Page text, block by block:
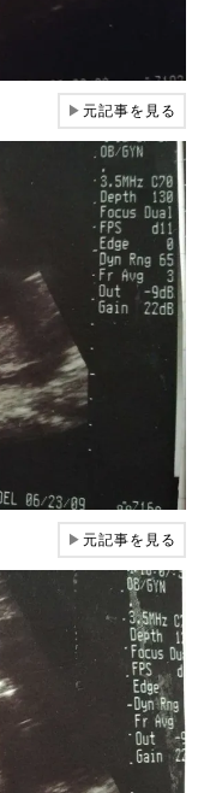
▶元記事を見る
▶元記事を見る